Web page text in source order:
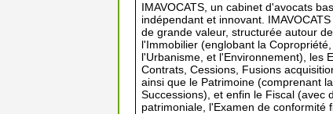
IMAVOCATS, un cabinet d'avocats
indépendant et innovant.
de grande valeur, structurée autour
l'Immobilier (englobant la
l'Urbanisme, et l'Environnement), les
Contrats, Cessions, Fusions
ainsi que le Patrimoine (comprenant
Successions), et enfin le Fiscal (avec
patrimoniale, l'Examen de conformité